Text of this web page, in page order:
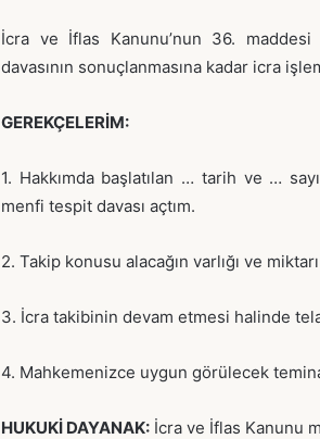
İcra ve İflas Kanunu’nun 36.
davasının sonuçlanmasına kadar icra
GEREKÇELERİM:
1. Hakkımda başlatılan … tarih ve …
menfi tespit davası açtım.
2. Takip konusu alacağın varlığı ve
3. İcra takibinin devam etmesi halinde
4. Mahkemenizce uygun görülecek
HUKUKİ DAYANAK: İcra ve İflas Kanunu